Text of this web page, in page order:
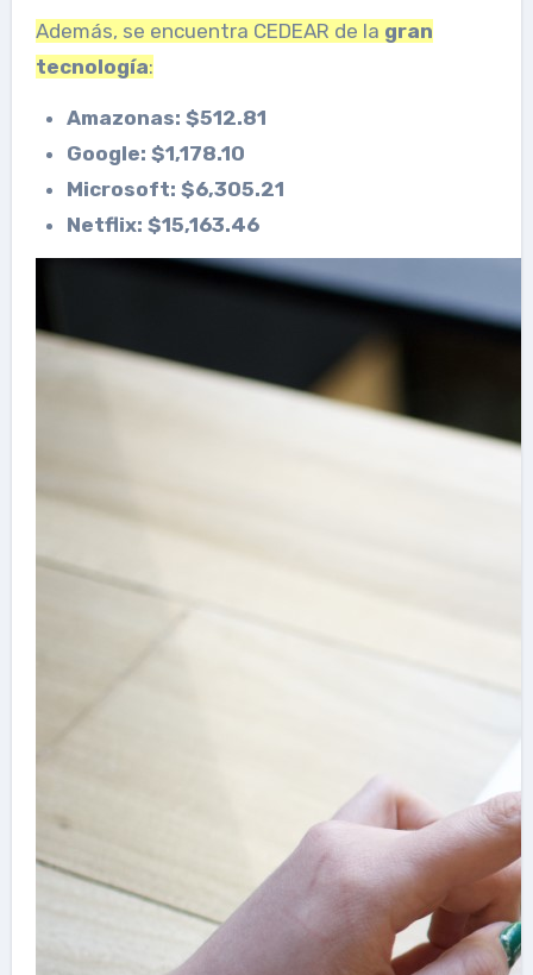
Además, se encuentra CEDEAR de la gran
tecnología:
Amazonas: $512.81
Google: $1,178.10
Microsoft: $6,305.21
Netflix: $15,163.46